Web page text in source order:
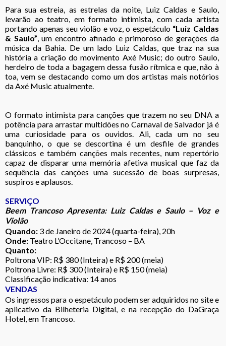
Para sua estreia, as estrelas da noite, Luiz Caldas e Saulo,
levarão ao teatro, em formato intimista, com cada artista
portando apenas seu violão e voz, o espetáculo “Luiz Caldas
& Saulo”, um encontro afinado e primoroso de gerações da
música da Bahia. De um lado Luiz Caldas, que traz na sua
história a criação do movimento Axé Music; do outro Saulo,
herdeiro de toda a bagagem dessa fusão rítmica e que, não à
toa, vem se destacando como um dos artistas mais notórios
da Axé Music atualmente.
O formato intimista para canções que trazem no seu DNA a
potência para arrastar multidões no Carnaval de Salvador já é
uma curiosidade para os ouvidos. Ali, cada um no seu
banquinho, o que se descortina é um desfile de grandes
clássicos e também canções mais recentes, num repertório
capaz de disparar uma memória afetiva musical que faz da
sequência das canções uma sucessão de boas surpresas,
suspiros e aplausos.
SERVIÇO
Beem Trancoso Apresenta: Luiz Caldas e Saulo – Voz e
Violão
Quando: 3 de Janeiro de 2024 (quarta-feira), 20h
Onde: Teatro L’Occitane, Trancoso – BA
Quanto:
Poltrona VIP: R$ 380 (Inteira) e R$ 200 (meia)
Poltrona Livre: R$ 300 (Inteira) e R$ 150 (meia)
Classificação indicativa: 14 anos
VENDAS
Os ingressos para o espetáculo podem ser adquiridos no site e
aplicativo da Bilheteria Digital, e na recepção do DaGraça
Hotel, em Trancoso.